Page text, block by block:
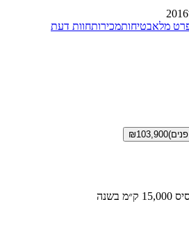
2016
מלאבטיחותמכירותחוות דעת
₪103,900